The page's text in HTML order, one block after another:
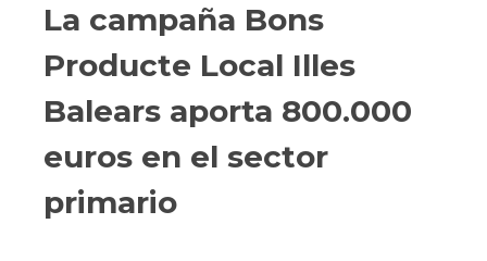
La campaña Bons
Producte Local Illes
Balears aporta 800.000
euros en el sector
primario